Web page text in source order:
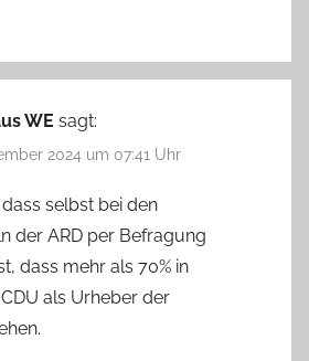
WE sagt:
2024 um 07:41 Uhr
selbst bei den
der ARD per Befragung
dass mehr als 70% in
als Urheber der